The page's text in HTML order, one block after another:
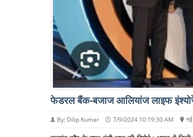
फेडरल बैंक-बजाज आलियांज लाइफ
By: Dilip Kumar 7/9/2024 10:19:30 AM नई